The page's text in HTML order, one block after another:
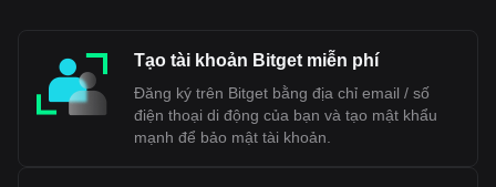
Tạo tài khoản Bitget miễn phí
Đăng ký trên Bitget bằng địa chỉ email / số
điện thoại di động của bạn và tạo mật khẩu
mạnh để bảo mật tài khoản.